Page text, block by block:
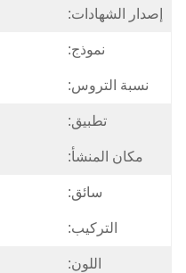
إصدار الشهادات:
نموذج:
نسبة التروس:
تطبيق:
مكان المنشأ:
سائق:
التركيب:
اللون: